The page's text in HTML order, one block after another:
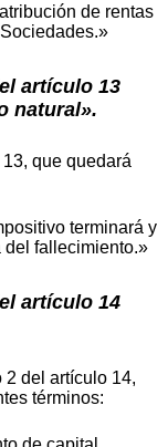
de rentas
artículo 13
natural».
que quedará
terminará y
del fallecimiento.»
artículo 14
2 del artículo 14,
términos: